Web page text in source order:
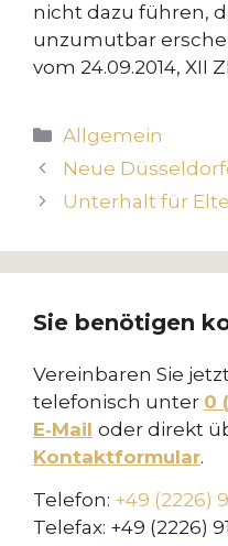
nicht dazu führen,
unzumutbar
vom 24.09.2014, XII
Kategorien
Allgemein
Neue
Unterhalt für
Sie benötigen
Vereinbaren Sie
telefonisch unter 0
E‑Mail oder direkt
Kontaktformular.
Telefon: +49 (2226)
Telefax: +49 (2226)